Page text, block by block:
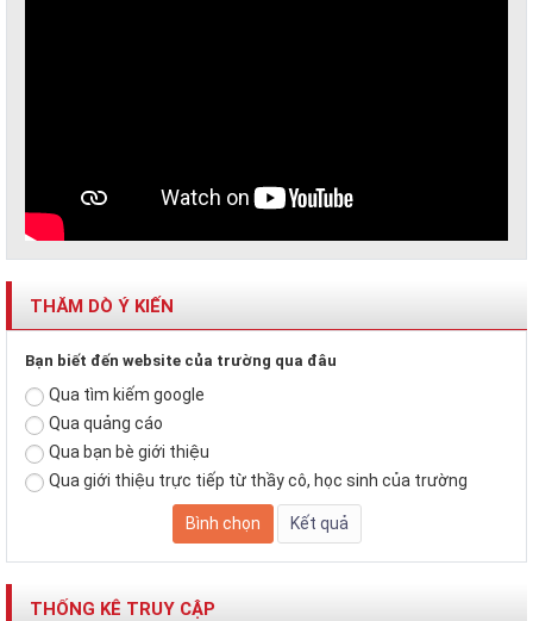
THĂM DÒ Ý KIẾN
Bạn biết đến website của trường qua đâu
Qua tìm kiếm google
Qua quảng cáo
Qua bạn bè giới thiệu
Qua giới thiệu trực tiếp từ thầy cô, học sinh của trường
THỐNG KÊ TRUY CẬP